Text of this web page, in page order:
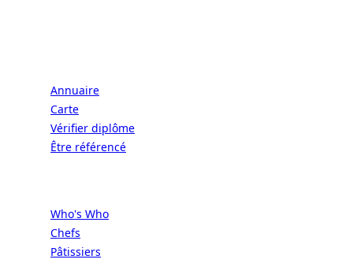
Annuaire
Carte
Vérifier diplôme
Être référencé
Who's Who
Chefs
Pâtissiers